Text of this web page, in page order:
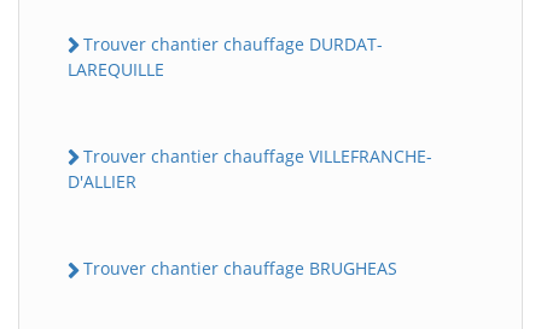
Trouver chantier chauffage DURDAT-
LAREQUILLE
Trouver chantier chauffage VILLEFRANCHE-
D'ALLIER
Trouver chantier chauffage BRUGHEAS